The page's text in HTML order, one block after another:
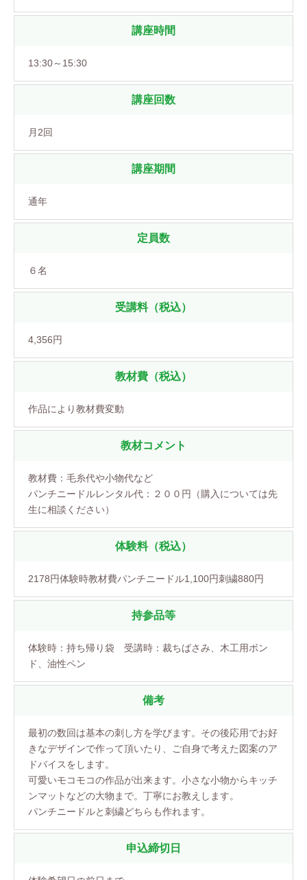
講座時間
13:30～15:30
講座回数
月2回
講座期間
通年
定員数
６名
受講料（税込）
4,356円
教材費（税込）
作品により教材費変動
教材コメント
教材費：毛糸代や小物代など
パンチニードルレンタル代：２００円（購入については先
生に相談ください）
体験料（税込）
2178円体験時教材費パンチニードル1,100円刺繍880円
持参品等
体験時：持ち帰り袋 受講時：裁ちばさみ、木工用ボン
ド、油性ペン
備考
最初の数回は基本の刺し方を学びます。その後応用でお好
きなデザインで作って頂いたり、ご自身で考えた図案のア
ドバイスをします。
可愛いモコモコの作品が出来ます。小さな小物からキッチ
ンマットなどの大物まで。丁寧にお教えします。
パンチニードルと刺繍どちらも作れます。
申込締切日